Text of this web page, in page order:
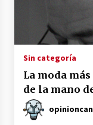
Sin categoría
La moda
de la mano